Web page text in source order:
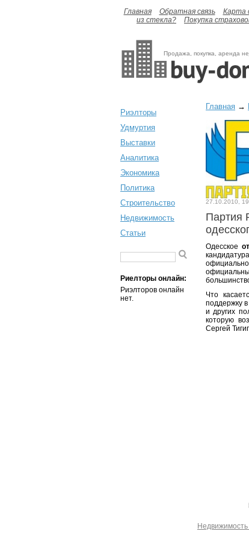
Главная Обратная связь Карта
из стекла?
Покупка
Продажа, покупка, аренда
Риэлторы
Удмуртия
Выставки
Аналитика
Экономика
Политика
Строительство
Недвижимость
Статьи
Риелторы онлайн:
Риэлторов онлайн
нет.
Главная →
27.10.2010,
Партия
Одесское
официально
Что
поддержку
и других
которую
Сергей
Недвижимость